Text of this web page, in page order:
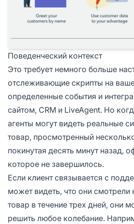
Поведенческий контекст
Это требует немного больше
отслеживающие скрипты на
определенные события и
сайтом, CRM и LiveAgent. Но
агенты могут видеть реальные
товар, просмотренный
покинутая десять минут назад,
которое не завершилось.
Если клиент связывается с
может видеть, что они смотрели
товар в течение трех дней, они
решить любое колебание.